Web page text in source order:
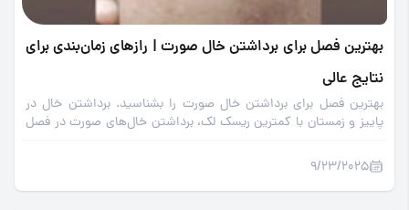
بهترین فصل برای برداشتن خال صورت | رازهای زمان‌بندی برای
نتایج عالی
بهترین فصل برای برداشتن خال صورت را بشناسید. برداشتن خال در
پاییز و زمستان با کمترین ریسک لک، برداشتن خال‌های صورت در فصل
9/23/2025